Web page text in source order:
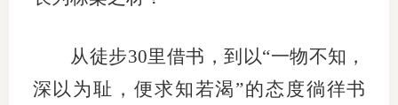
从徒步30里借书，到以“一物不知，
深以为耻，便求知若渴”的态度徜徉书